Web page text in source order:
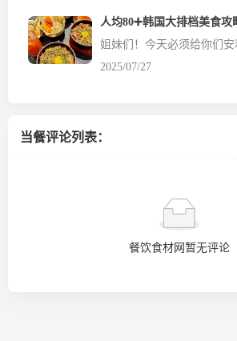
人均80➕韩国大排档美食攻
2025/07/27
当餐评论列表：
餐饮食材网暂无评论